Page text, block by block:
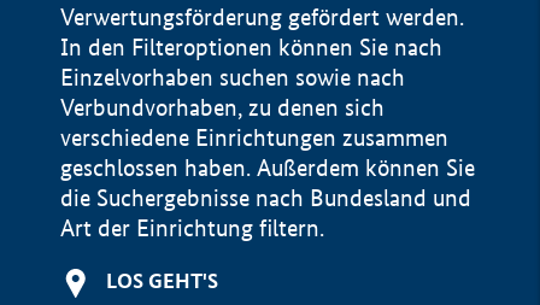
Verwertungsförderung gefördert werden.
In den Filteroptionen können Sie nach
Einzelvorhaben suchen sowie nach
Verbundvorhaben, zu denen sich
verschiedene Einrichtungen zusammen
geschlossen haben. Außerdem können Sie
die Suchergebnisse nach Bundesland und
Art der Einrichtung filtern.
LOS GEHT'S